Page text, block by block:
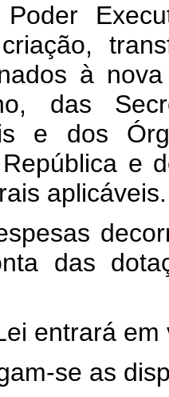
à
das
e dos
e
aplicáveis.
das
entrará
se as